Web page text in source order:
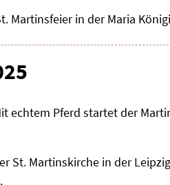
Martinsfeier in der Maria
echtem Pferd startet der
St. Martinskirche in der